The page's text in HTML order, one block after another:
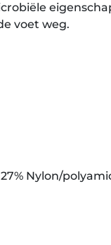
voet weg.
Nylon/